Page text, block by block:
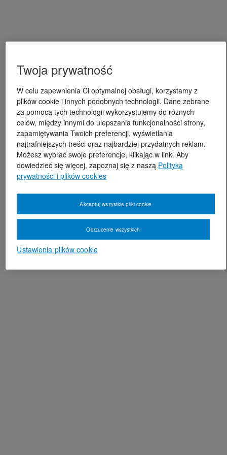
Twoja prywatność
W celu zapewnienia Ci optymalnej obsługi, korzystamy z
plików cookie i innych podobnych technologii. Dane zebrane
za pomocą tych technologii wykorzystujemy do różnych
celów, między innymi do ulepszania funkcjonalności strony,
zapamiętywania Twoich preferencji, wyświetlania
najtrafniejszych treści oraz najbardziej przydatnych reklam.
Możesz wybrać swoje preferencje, klikając w link. Aby
dowiedzieć się więcej, zapoznaj się z naszą Polityką
prywatności i plików cookies
Ustawienia plików cookie
Odrzucenie wszystkich
Akceptuj wszystkie pliki cookie